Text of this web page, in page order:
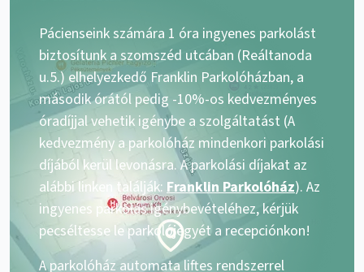
Pácienseink számára 1 óra ingyenes parkolást
biztosítunk a szomszéd utcában (Reáltanoda
u.5.) elhelyezkedő Franklin Parkolóházban, a
második órától pedig -10%-os kedvezményes
óradíjjal vehetik igénybe a szolgáltatást (A
kedvezmény a parkolóház mindenkori parkolási
díjából kerül levonásra. A parkolási díjakat az
alábbi linken találják: Franklin Parkolóház). Az
ingyenes parkolás igénybevételéhez, kérjük
pecséltesse le parkolójegyét a recepciónkon!
A parkolóház automata liftes rendszerrel